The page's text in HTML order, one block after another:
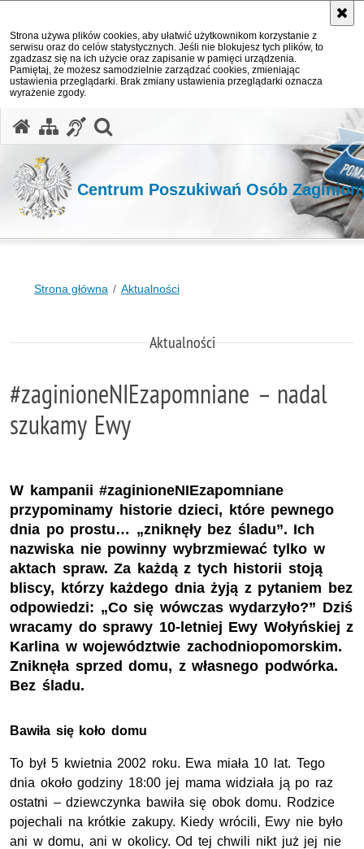
Strona używa plików cookies, aby ułatwić użytkownikom korzystanie z
serwisu oraz do celów statystycznych. Jeśli nie blokujesz tych plików, to
zgadzasz się na ich użycie oraz zapisanie w pamięci urządzenia.
Pamiętaj, że możesz samodzielnie zarządzać cookies, zmieniając
ustawienia przeglądarki. Brak zmiany ustawienia przeglądarki oznacza
wyrażenie zgody.
Centrum Poszukiwań Osób
Strona główna Aktualności
Aktualności
#zaginioneNIEzapomniane – nadal
szukamy Ewy
W kampanii #zaginioneNIEzapomniane
przypominamy historie dzieci, które pewnego
dnia po prostu… „zniknęły bez śladu”. Ich
nazwiska nie powinny wybrzmiewać tylko w
aktach spraw. Za każdą z tych historii stoją
bliscy, którzy każdego dnia żyją z pytaniem bez
odpowiedzi: „Co się wówczas wydarzyło?” Dziś
wracamy do sprawy 10-letniej Ewy Wołyńskiej z
Karlina w województwie zachodniopomorskim.
Zniknęła sprzed domu, z własnego podwórka.
Bez śladu.
Bawiła się koło domu
To był 5 kwietnia 2002 roku. Ewa miała 10 lat. Tego
dnia około godziny 18:00 jej mama widziała ją po raz
ostatni – dziewczynka bawiła się obok domu. Rodzice
pojechali na krótkie zakupy. Kiedy wrócili, Ewy nie było
ani w domu, ani w okolicy. Od tej chwili nikt już jej nie